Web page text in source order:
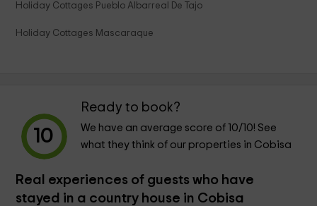
Holiday Cottages Pueblo Albarreal De Tajo
Holiday Cottages Mascaraque
10
Ready to book?
We have an average score of 10/10! See
what they think of our properties in Cobisa
Real experiences of guests who have
stayed in a country house in Cobisa